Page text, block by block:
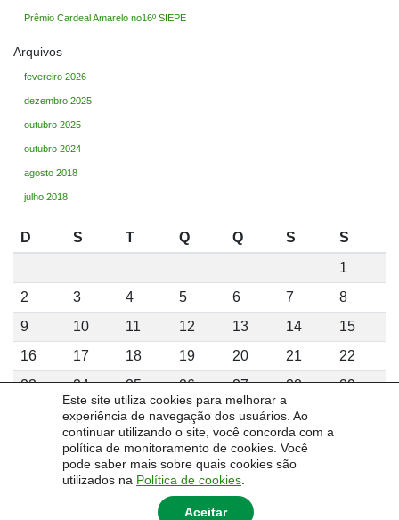
Este site utiliza cookies para melhorar a
experiência de navegação dos usuários. Ao
continuar utilizando o site, você concorda com a
política de monitoramento de cookies. Você
pode saber mais sobre quais cookies são
utilizados na Política de cookies
Aceitar
Prêmio Cardeal Amarelo no16º SIEPE
Arquivos
fevereiro 2026
dezembro 2025
outubro 2025
outubro 2024
agosto 2018
julho 2018
agosto 2026
D S T Q Q S
S
1
2
3 4 5 6 7
8
9
10 11 12 13 14
15
16
17 18 19 20 21
22
23
24 25 26 27 28
29
31